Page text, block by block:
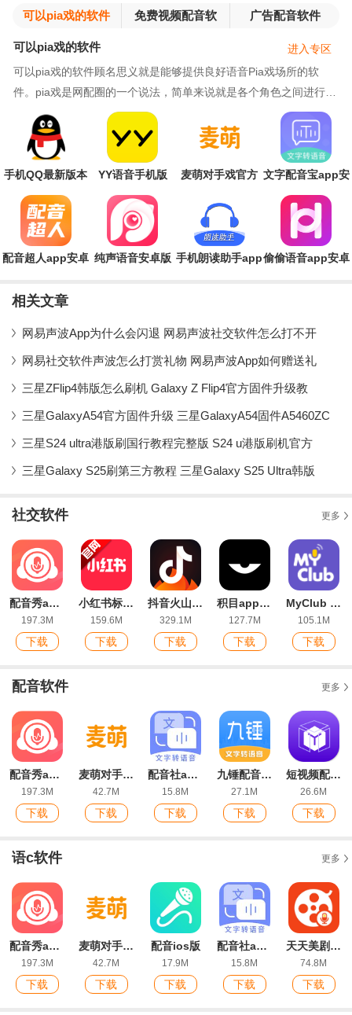
可以pia戏的软件
免费视频配音软
广告配音软件
可以pia戏的软件
可以pia戏的软件顾名思义就是能够提供良好语音Pia戏场所的软
件。pia戏是网配圈的一个说法，简单来说就是各个角色之间进行对
戏，但是网配不同于正常演戏，更注重于声音的演绎
进入专区
手机QQ最新版本
YY语音手机版
麦萌对手戏官方 文字配音宝app安
配音超人app安卓 纯声语音安卓版 手机朗读助手app偷偷语音app安卓
相关文章
网易声波App为什么会闪退 网易声波社交软件怎么打不开
网易社交软件声波怎么打赏礼物 网易声波App如何赠送礼
三星ZFlip4韩版怎么刷机 Galaxy Z Flip4官方固件升级教
三星GalaxyA54官方固件升级 三星GalaxyA54固件A5460ZC
三星S24 ultra港版刷国行教程完整版 S24 u港版刷机官方
三星Galaxy S25刷第三方教程 三星Galaxy S25 Ultra韩版
社交软件 更多
配音秀app官方版
197.3M
下载
小红书标记我的生活正版app
159.6M
下载
抖音火山版(火山小视频)最新版
329.1M
下载
积目app官方版
127.7M
下载
MyClub app官方版(喜马拉雅互动播客社区)
105.1M
下载
配音软件 更多
配音秀app官方版
197.3M
下载
麦萌对手戏官方登录版
42.7M
下载
配音社app最新版
15.8M
下载
九锤配音软件官方版
27.1M
下载
短视频配音app最新版
26.6M
下载
语c软件 更多
配音秀app官方版
197.3M
下载
麦萌对手戏官方登录版
42.7M
下载
配音ios版
17.9M
下载
配音社app最新版
15.8M
下载
天天美剧配音app手机版
74.8M
下载